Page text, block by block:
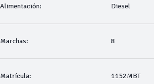
Alimentación: Diesel
Marchas: 8
Matrícula: 1152MBT